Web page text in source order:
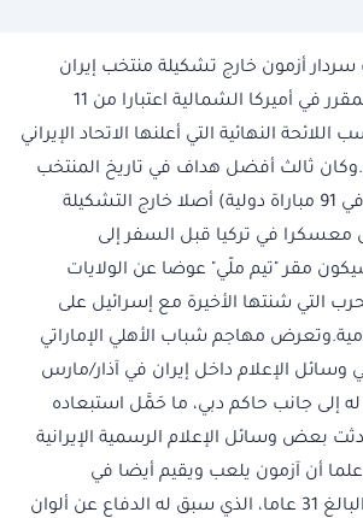
سردار أزمون خارج تشكيلة منتخب إيران
لمونديال 2026، المقرر في أميركا الشمالية اعتبارا من 11
النهائية التي أعلنها الاتحاد الإيراني
ثالث أفضل هداف في تاريخ المنتخب
الإيراني (57 هدفا في 91 مباراة دولية) أصلا خارج التشكيلة
معسكرا في تركيا قبل السفر إلى
مقر "تيم ملّي" عوضا عن الولايات
التي شنتها الأخيرة مع إسرائيل على
مهاجم شباب الأهلي الإماراتي
وسائل الإعلام داخل إيران في آذار/مارس
إلى جانب حاكم دبي، ما حَمَّل استبعاده
بعض وسائل الإعلام الرسمية الإيرانية
علما أن آزمون يلعب ويقيم أيضا في
دبي.وكان اللاعب البالغ 31 عاما، الذي سبق له الدفاع عن ألوان